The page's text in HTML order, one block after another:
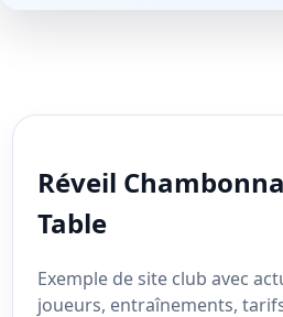
Réveil
Table
Exemple de site club avec
joueurs, entraînements,